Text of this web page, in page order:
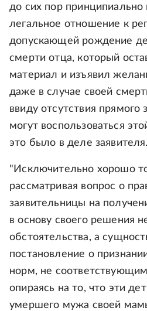
до сих пор
легальное отношение к
допускающей рождение
смерти отца, который
материал и изъявил
даже в случае своей
ввиду отсутствия прямого
могут воспользоваться
это было в деле заявителя.
"Исключительно хорошо
рассматривая вопрос о
заявительницы на
в основу своего решения
обстоятельства, а
постановление о
норм, не
опираясь на то, что эти
умершего мужа своей